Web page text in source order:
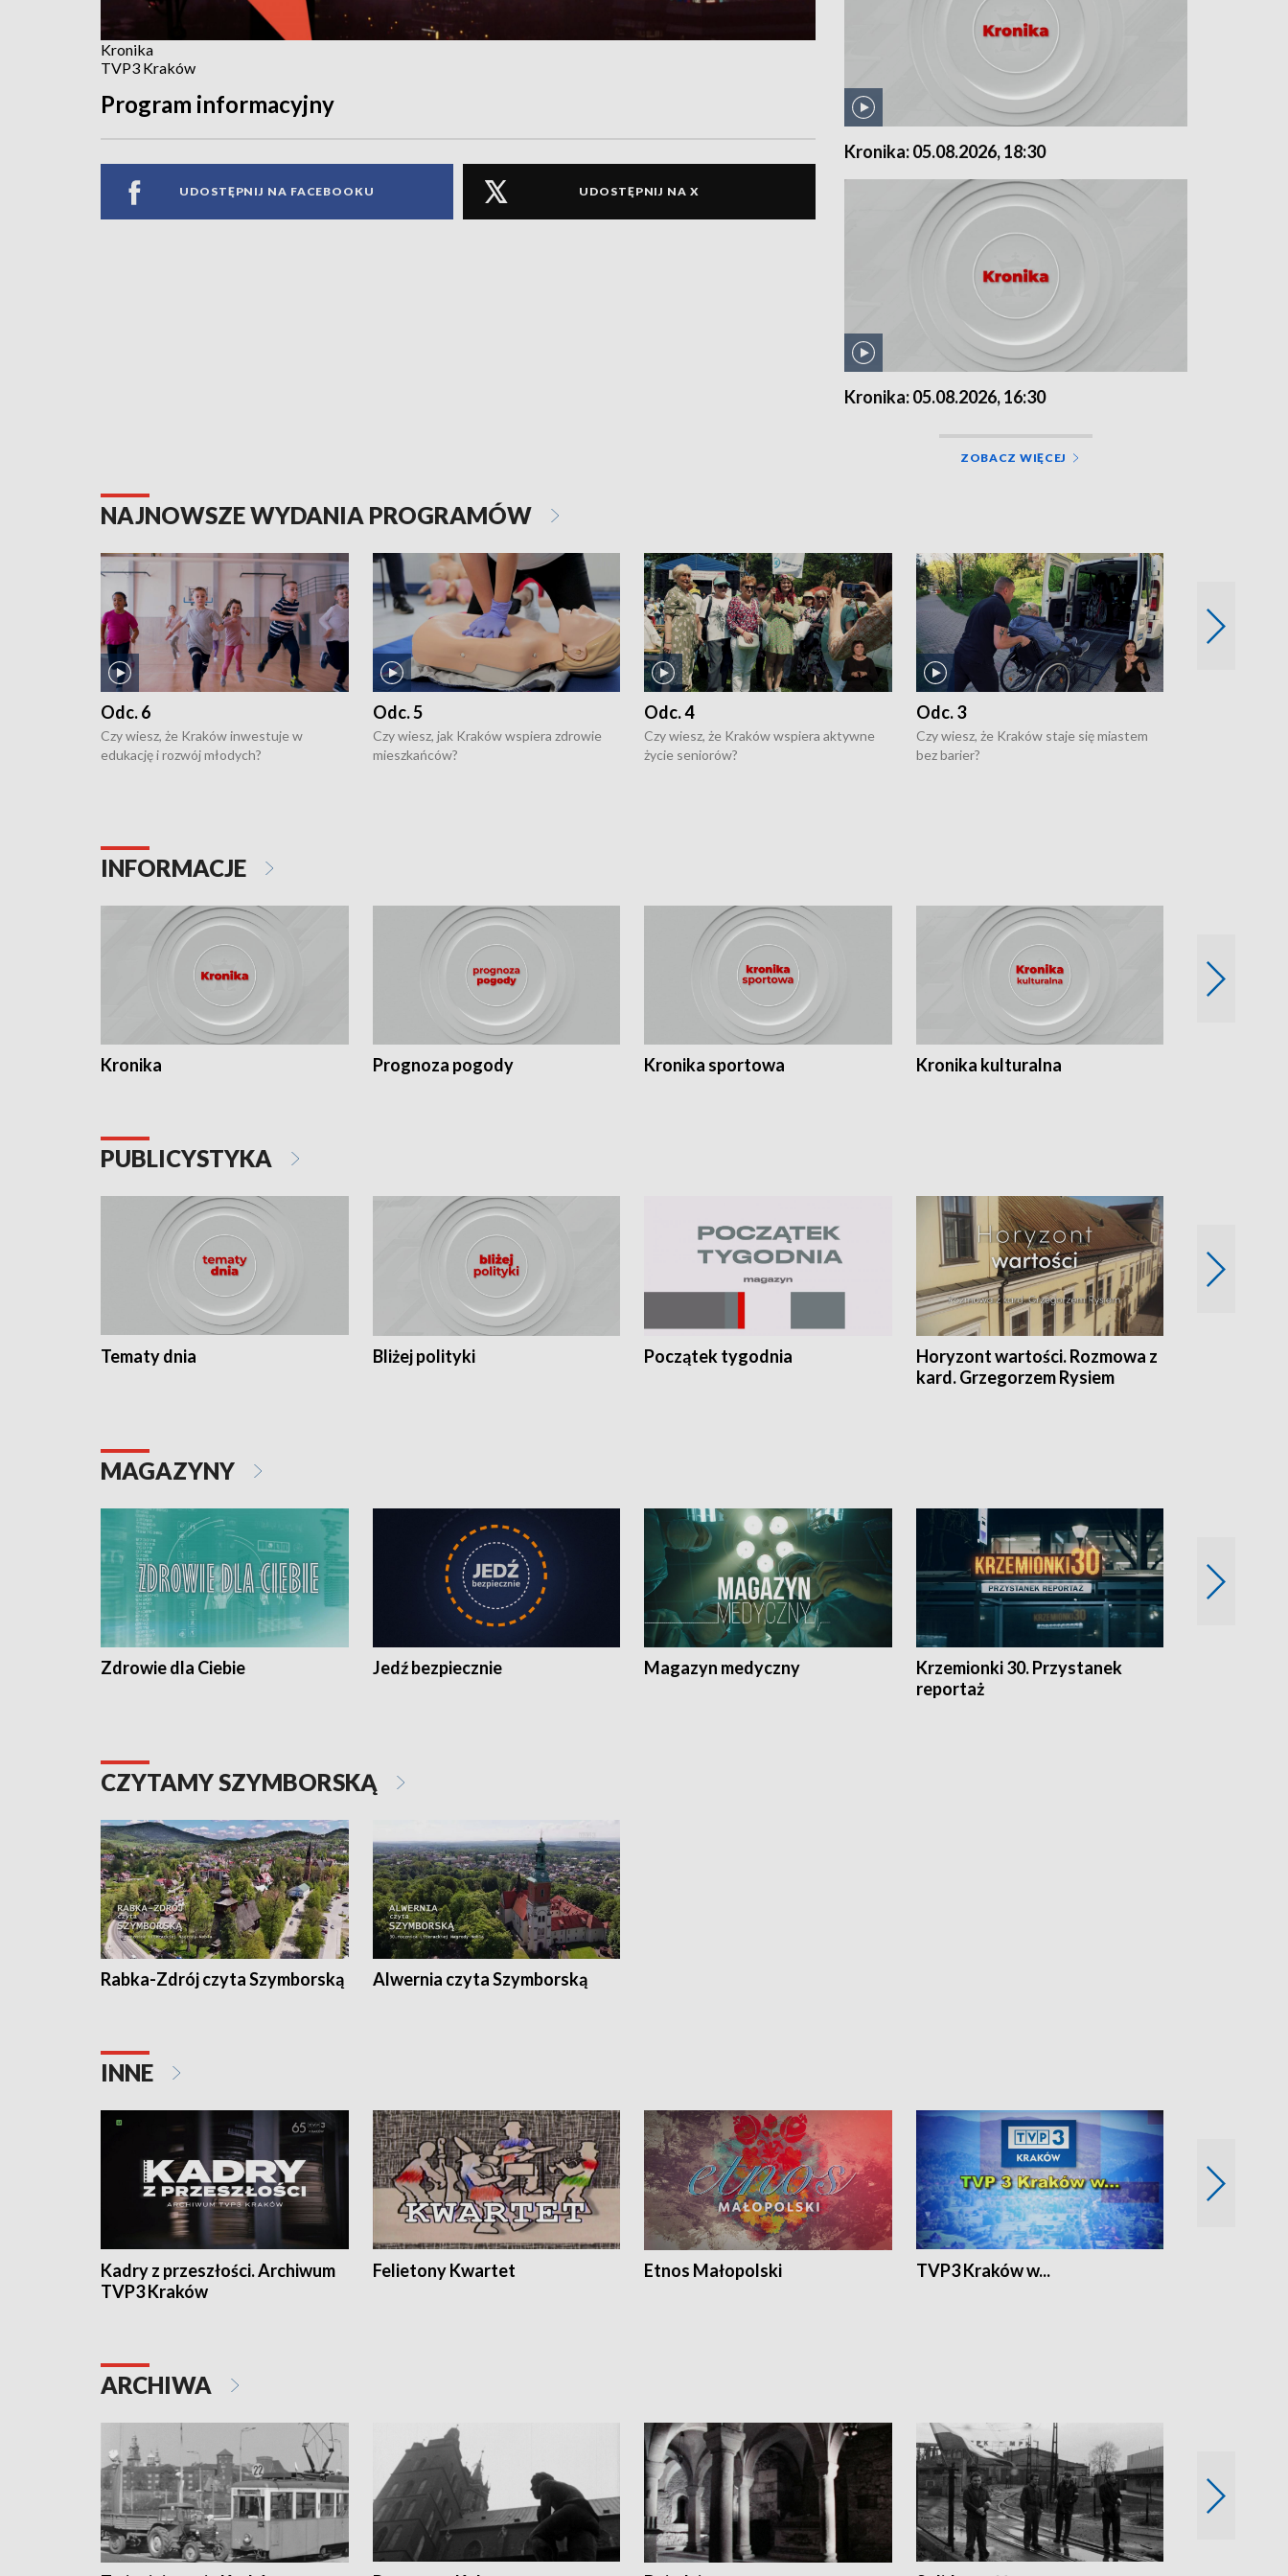
Kronika
TVP3 Kraków
Program informacyjny
UDOSTĘPNIJ NA FACEBOOKU UDOSTĘPNIJ NA X
Kronika: 05.08.2026, 18:30
Kronika: 05.08.2026, 16:30
ZOBACZ WIĘCEJ
NAJNOWSZE WYDANIA PROGRAMÓW
Odc. 6
Czy wiesz, że Kraków inwestuje w
edukację i rozwój młodych?
Odc. 5
Czy wiesz, jak Kraków wspiera zdrowie
mieszkańców?
Odc. 4
Czy wiesz, że Kraków wspiera aktywne
życie seniorów?
Odc. 3
Czy wiesz, że Kraków staje się miastem
bez barier?
INFORMACJE
Kronika Prognoza pogody Kronika sportowa Kronika kulturalna
PUBLICYSTYKA
Tematy dnia Bliżej polityki Początek tygodnia
Horyzont wartości. Rozmowa z
kard. Grzegorzem Rysiem
MAGAZYNY
Zdrowie dla Ciebie Jedź bezpiecznie Magazyn medyczny
Krzemionki 30. Przystanek
reportaż
CZYTAMY SZYMBORSKĄ
Rabka-Zdrój czyta Szymborską Alwernia czyta Szymborską
INNE
Kadry z przeszłości. Archiwum
TVP3 Kraków
Felietony Kwartet Etnos Małopolski TVP3 Kraków w...
ARCHIWA